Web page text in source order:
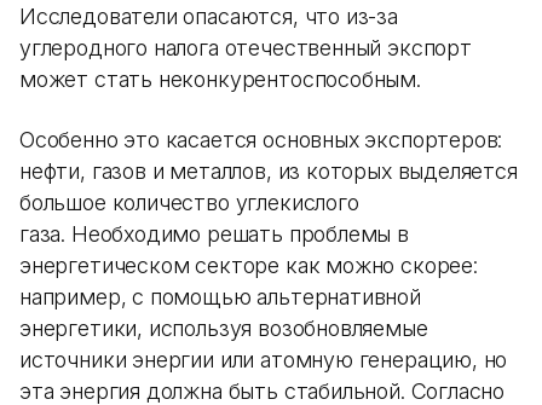
Исследователи опасаются, что из-за
углеродного налога отечественный экспорт
может стать неконкурентоспособным.
Особенно это касается основных экспортеров:
нефти, газов и металлов, из которых выделяется
большое количество углекислого
газа. Необходимо решать проблемы в
энергетическом секторе как можно скорее:
например, с помощью альтернативной
энергетики, используя возобновляемые
источники энергии или атомную генерацию, но
эта энергия должна быть стабильной. Согласно